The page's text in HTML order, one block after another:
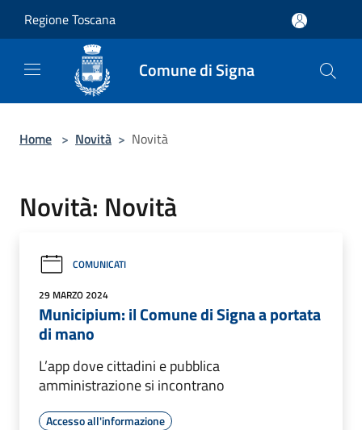
Regione Toscana
Comune di Signa
Home > Novità > Novità
Novità: Novità
COMUNICATI
29 MARZO 2024
Municipium: il Comune di Signa a portata
di mano
L’app dove cittadini e pubblica
amministrazione si incontrano
Accesso all'informazione